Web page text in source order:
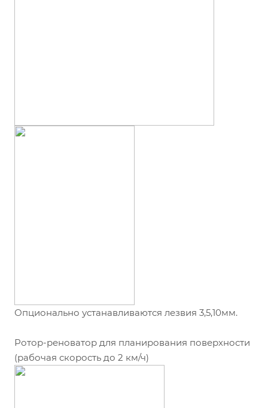
Опционально устанавливаются лезвия 3,5,10мм.
Ротор-реноватор для планирования поверхности
(рабочая скорость до 2 км/ч)